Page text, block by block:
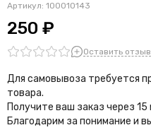
Артикул: 100010143
250 ₽
Оставить отзыв
Для самовывоза требуется
товара.
Получите ваш заказ через
Благодарим за понимание и